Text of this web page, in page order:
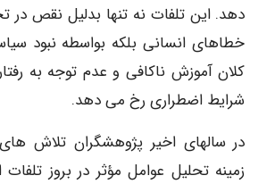
دهد. این تلفات نه تنها بدلیل نقص در
خطاهای انسانی بلکه بواسطه نبود
کلان آموزش ناکافی و عدم توجه به
شرایط اضطراری رخ می دهد.
در سالهای اخیر پژوهشگران تلاش
زمینه تحلیل عوامل مؤثر در بروز